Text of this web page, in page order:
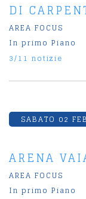
DI
AREA FOCUS
In primo Piano
3/11 notizie
SABATO 02
ARENA
AREA FOCUS
In primo Piano